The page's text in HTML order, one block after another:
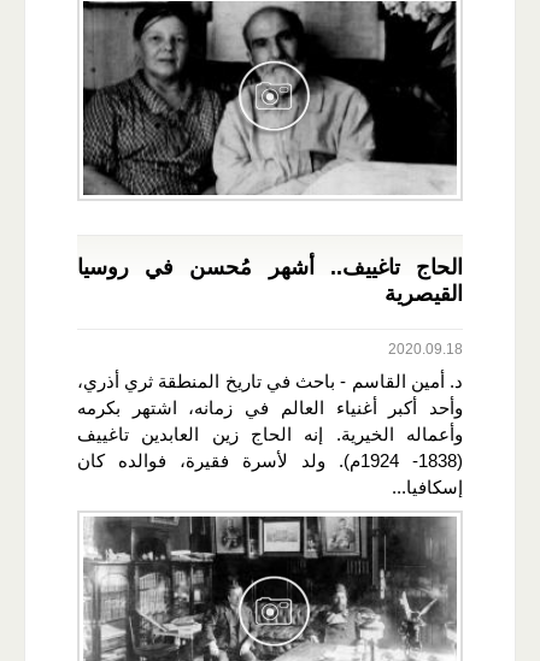
الحاج تاغييف.. أشهر مُحسن في روسيا
القيصرية
2020.09.18
د. أمين القاسم - باحث في تاريخ المنطقة ثري أذري،
وأحد أكبر أغنياء العالم في زمانه، اشتهر بكرمه
وأعماله الخيرية. إنه الحاج زين العابدين تاغييف
(1838- 1924م). ولد لأسرة فقيرة، فوالده كان
إسكافيا...